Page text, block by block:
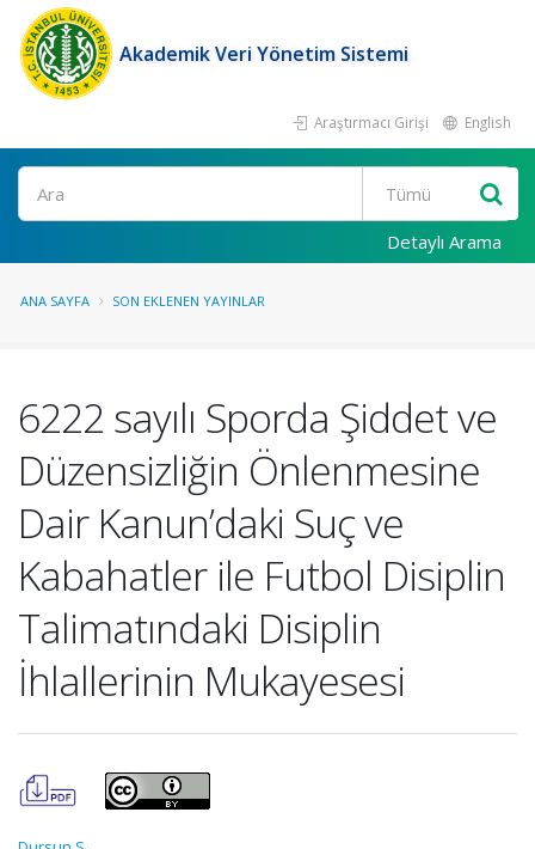
Akademik Veri Yönetim Sistemi
Araştırmacı Girişi English
Ara
Detaylı Arama
ANA SAYFA SON EKLENEN YAYINLAR
6222 sayılı Sporda Şiddet ve
Düzensizliğin Önlenmesine
Dair Kanun’daki Suç ve
Kabahatler ile Futbol Disiplin
Talimatındaki Disiplin
İhlallerinin Mukayesesi